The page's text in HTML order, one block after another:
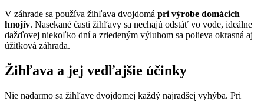
V záhrade sa používa žihľava dvojdomá pri výrobe domácich
hnojív. Nasekané časti žihľavy sa nechajú odstáť vo vode, ideálne
dažďovej niekoľko dní a zriedeným výluhom sa polieva okrasná aj
úžitková záhrada.
Žihľava a jej vedľajšie účinky
Nie nadarmo sa žihľave dvojdomej každý najradšej vyhýba. Pri